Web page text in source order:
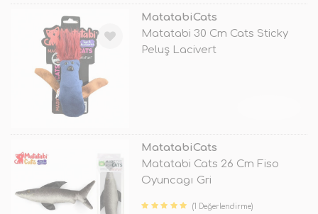
MatatabiCats
Matatabi 30 Cm Cats Sticky
Peluş Lacivert
MatatabiCats
Matatabi Cats 26 Cm Fiso
Oyuncagı Gri
(1 Değerlendirme)